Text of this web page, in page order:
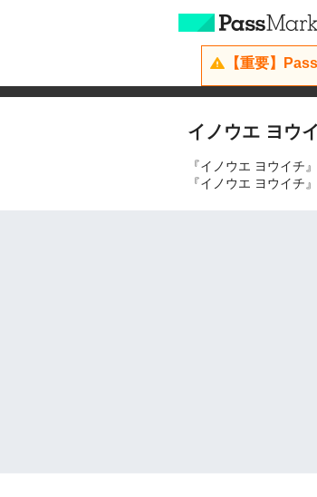
【重要】
イノウエ ヨウ
『イノウエ ヨウイチ
『イノウエ ヨウイチ